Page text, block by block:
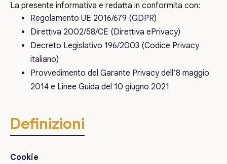
La presente informativa e redatta in conformita con:
Regolamento UE 2016/679 (GDPR)
Direttiva 2002/58/CE (Direttiva ePrivacy)
Decreto Legislativo 196/2003 (Codice Privacy
italiano)
Provvedimento del Garante Privacy dell’8 maggio
2014 e Linee Guida del 10 giugno 2021
Definizioni
Cookie